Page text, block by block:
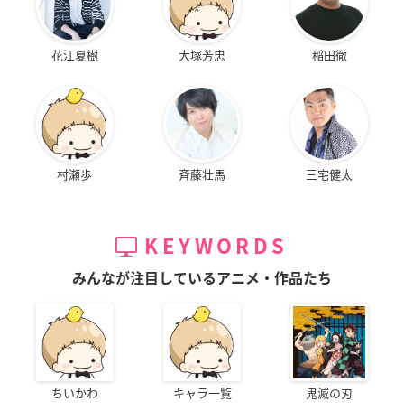
花江夏樹 大塚芳忠 稲田徹
村瀬歩 斉藤壮馬 三宅健太
KEYWORDS
みんなが注目しているアニメ・作品たち
ちいかわ キャラ一覧 鬼滅の刃